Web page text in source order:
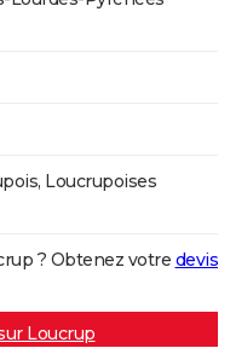
Loucrupoises
? Obtenez votre devis
Loucrup